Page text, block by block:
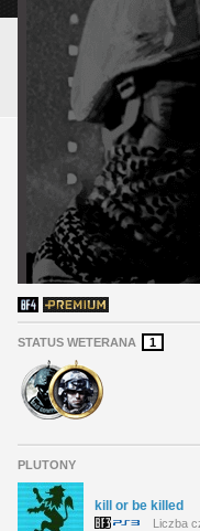
STATUS WETERANA 1
PLUTONY
kill or be killed
Liczba